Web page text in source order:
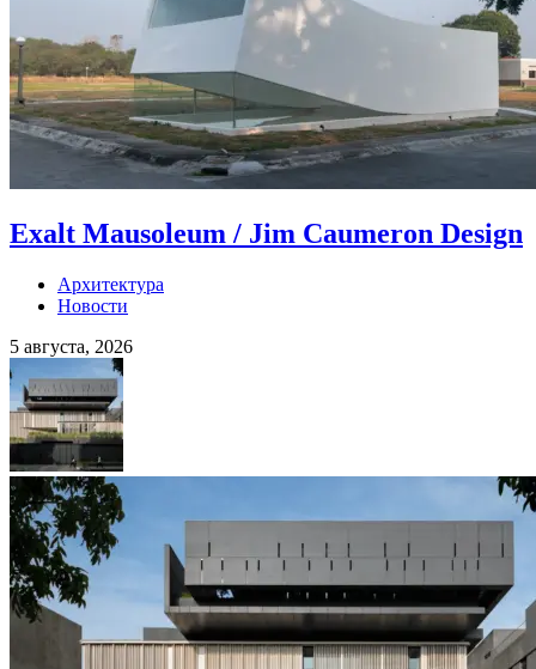
Exalt Mausoleum / Jim Caumeron Design
Архитектура
Новости
5 августа, 2026